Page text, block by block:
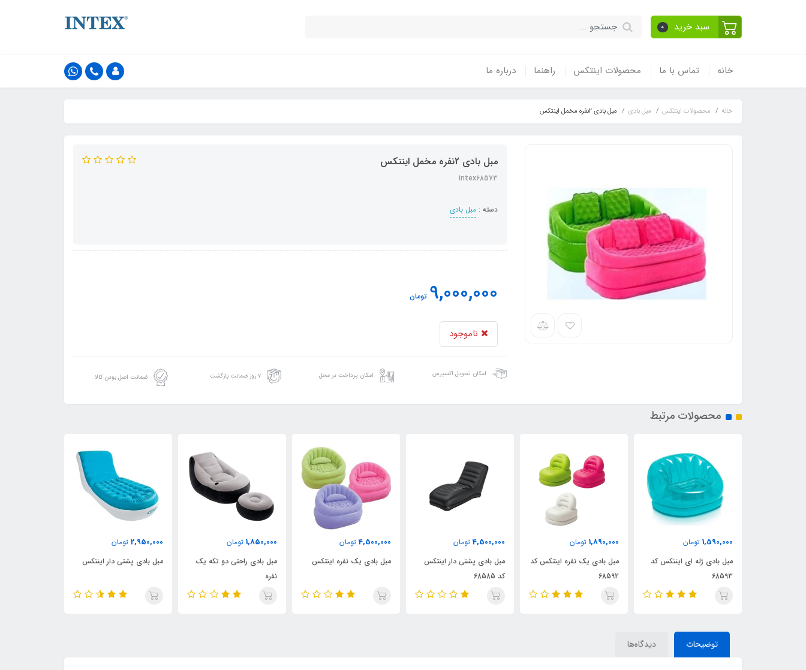
سبد خرید 0
خانه تماس با ما محصولات اینتکس راهنما درباره ما
خانه محصولات اینتکس مبل بادی مبل بادی 2نفره مخمل اینتکس
مبل بادی 2نفره مخمل اینتکس
intex68573
دسته : مبل بادی
9,000,000 تومان
ناموجود
امکان تحویل اکسپرس امکان پرداخت در محل ۷ روز ضمانت بازگشت ضمانت اصل بودن کالا
محصولات مرتبط
1,890,000 تومان
مبل بادی یک نفره اینتکس کد
68592
4,500,000 تومان
مبل بادی پشتی دار اینتکس
کد 68585
4,500,000 تومان
مبل بادی یک نفره اینتکس
1,850,000 تومان
مبل بادی راحتی دو تکه یک
2,950,000 تومان
مبل بادی پشتی دار اینتکس
1,800,000 تومان
مبل بادی طرح گلدار
توضیحات دیدگاه‌ها